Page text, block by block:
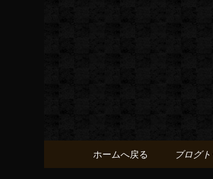
黒毛
コンテンツへ移動
ホームへ戻る ブログ